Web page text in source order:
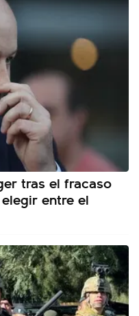
tras el fracaso
entre el